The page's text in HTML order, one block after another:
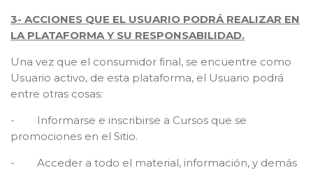
3- ACCIONES QUE EL USUARIO PODRÁ REALIZAR EN
LA PLATAFORMA Y SU RESPONSABILIDAD.
Una vez que el consumidor final, se encuentre como
Usuario activo, de esta plataforma, el Usuario podrá
entre otras cosas:
- Informarse e inscribirse a Cursos que se
promociones en el Sitio.
- Acceder a todo el material, información, y demás